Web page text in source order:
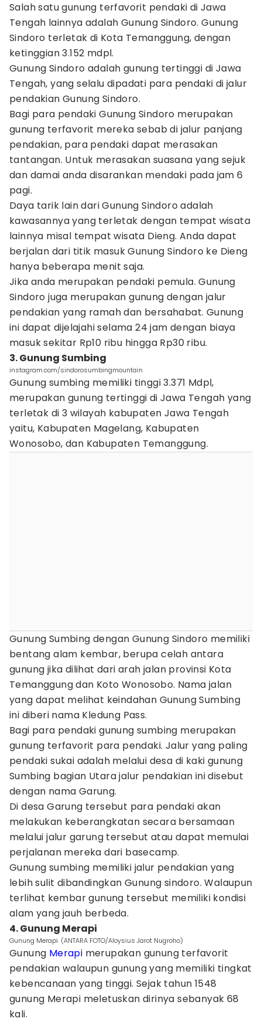
Salah satu gunung terfavorit pendaki di Jawa
Tengah lainnya adalah Gunung Sindoro. Gunung
Sindoro terletak di Kota Temanggung, dengan
ketinggian 3.152 mdpl.
Gunung Sindoro adalah gunung tertinggi di Jawa
Tengah, yang selalu dipadati para pendaki di jalur
pendakian Gunung Sindoro.
Bagi para pendaki Gunung Sindoro merupakan
gunung terfavorit mereka sebab di jalur panjang
pendakian, para pendaki dapat merasakan
tantangan. Untuk merasakan suasana yang sejuk
dan damai anda disarankan mendaki pada jam 6
pagi.
Daya tarik lain dari Gunung Sindoro adalah
kawasannya yang terletak dengan tempat wisata
lainnya misal tempat wisata Dieng. Anda dapat
berjalan dari titik masuk Gunung Sindoro ke Dieng
hanya beberapa menit saja.
Jika anda merupakan pendaki pemula. Gunung
Sindoro juga merupakan gunung dengan jalur
pendakian yang ramah dan bersahabat. Gunung
ini dapat dijelajahi selama 24 jam dengan biaya
masuk sekitar Rp10 ribu hingga Rp30 ribu.
3. Gunung Sumbing
instagram.com/sindorosumbingmountain
Gunung sumbing memiliki tinggi 3.371 Mdpl,
merupakan gunung tertinggi di Jawa Tengah yang
terletak di 3 wilayah kabupaten Jawa Tengah
yaitu, Kabupaten Magelang, Kabupaten
Wonosobo, dan Kabupaten Temanggung.
Gunung Sumbing dengan Gunung Sindoro memiliki
bentang alam kembar, berupa celah antara
gunung jika dilihat dari arah jalan provinsi Kota
Temanggung dan Koto Wonosobo. Nama jalan
yang dapat melihat keindahan Gunung Sumbing
ini diberi nama Kledung Pass.
Bagi para pendaki gunung sumbing merupakan
gunung terfavorit para pendaki. Jalur yang paling
pendaki sukai adalah melalui desa di kaki gunung
Sumbing bagian Utara jalur pendakian ini disebut
dengan nama Garung.
Di desa Garung tersebut para pendaki akan
melakukan keberangkatan secara bersamaan
melalui jalur garung tersebut atau dapat memulai
perjalanan mereka dari basecamp.
Gunung sumbing memiliki jalur pendakian yang
lebih sulit dibandingkan Gunung sindoro. Walaupun
terlihat kembar gunung tersebut memiliki kondisi
alam yang jauh berbeda.
4. Gunung Merapi
Gunung Merapi. (ANTARA FOTO/Aloysius Jarot Nugroho)
Gunung Merapi merupakan gunung terfavorit
pendakian walaupun gunung yang memiliki tingkat
kebencanaan yang tinggi. Sejak tahun 1548
gunung Merapi meletuskan dirinya sebanyak 68
kali.